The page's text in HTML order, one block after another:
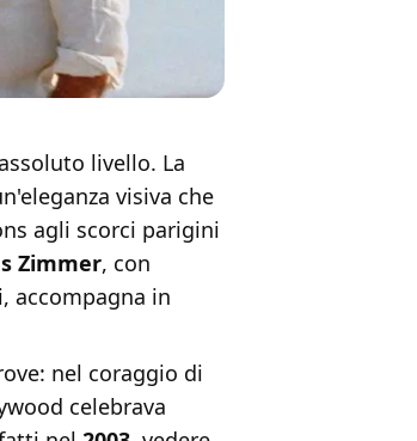
livello. La
visiva che
agli scorci parigini
Zimmer, con
accompagna in
nel coraggio di
celebrava